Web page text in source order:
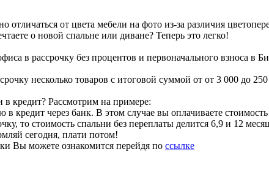
отличаться от цвета мебели на фото из-за различия
о новой спальне или диване? Теперь это легко!
в рассрочку без процентов и первоначального взноса
несколько товаров с итоговой суммой от от 3 000 до
в кредит? Рассмотрим на примере:
кредит через банк. В этом случае вы оплачиваете
то стоимость спальни без переплаты делится 6,9 и 12
сегодня, плати потом!
Вы можете ознакомится перейдя по ссылке